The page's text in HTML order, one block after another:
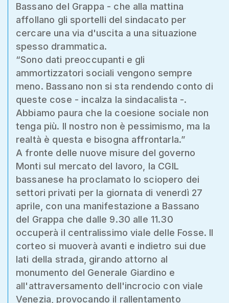
Bassano del Grappa - che alla mattina
affollano gli sportelli del sindacato per
cercare una via d'uscita a una situazione
spesso drammatica.
“Sono dati preoccupanti e gli
ammortizzatori sociali vengono sempre
meno. Bassano non si sta rendendo conto di
queste cose - incalza la sindacalista -.
Abbiamo paura che la coesione sociale non
tenga più. Il nostro non è pessimismo, ma la
realtà è questa e bisogna affrontarla.”
A fronte delle nuove misure del governo
Monti sul mercato del lavoro, la CGIL
bassanese ha proclamato lo sciopero dei
settori privati per la giornata di venerdì 27
aprile, con una manifestazione a Bassano
del Grappa che dalle 9.30 alle 11.30
occuperà il centralissimo viale delle Fosse. Il
corteo si muoverà avanti e indietro sui due
lati della strada, girando attorno al
monumento del Generale Giardino e
all'attraversamento dell'incrocio con viale
Venezia, provocando il rallentamento